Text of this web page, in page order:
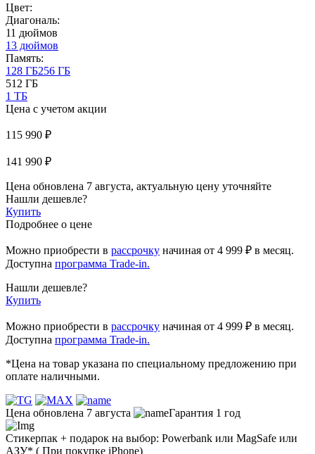
Цвет:
Диагональ:
11 дюймов
13 дюймов
Память:
128 ГБ256 ГБ
512 ГБ
1 ТБ
Цена с учетом акции
115 990 ₽
141 990 ₽
Цена обновлена 7 августа, актуальную цену уточняйте
Нашли дешевле?
Купить
Подробнее о цене
Можно приобрести в рассрочку начиная от 4 999 ₽ в месяц.
Доступна программа Trade-in.
Нашли дешевле?
Купить
Можно приобрести в рассрочку начиная от 4 999 ₽ в месяц.
Доступна программа Trade-in.
*Цена на товар указана по специальному предложению при
оплате наличными.
Цена обновлена 7 августа Гарантия 1 год
Стикерпак + подарок на выбор: Powerbank или MagSafe или
AЗУ* ( При покупке iPhone)